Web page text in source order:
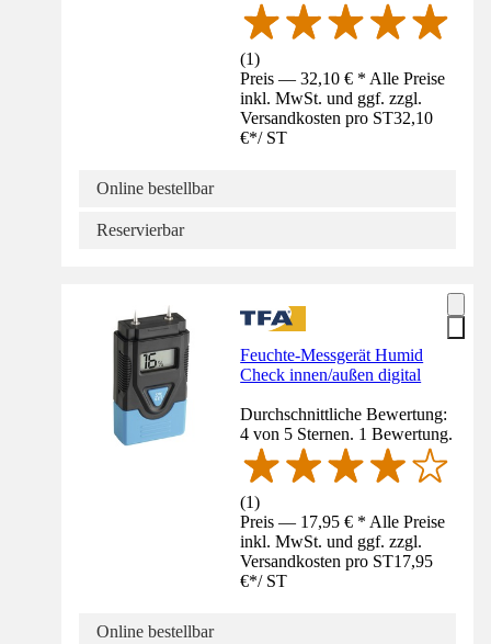
(1)
Preis — 32,10 € * Alle Preise
inkl. MwSt. und ggf. zzgl.
Versandkosten pro ST32,10
€*/ ST
Online bestellbar
Reservierbar
Feuchte-Messgerät Humid
Check innen/außen digital
Durchschnittliche Bewertung:
4 von 5 Sternen. 1 Bewertung.
(1)
Preis — 17,95 € * Alle Preise
inkl. MwSt. und ggf. zzgl.
Versandkosten pro ST17,95
€*/ ST
Online bestellbar